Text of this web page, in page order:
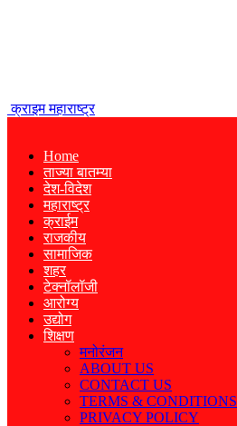
क्राइम महाराष्ट्र
Home
ताज्या बातम्या
देश-विदेश
महाराष्ट्र
क्राईम
राजकीय
सामाजिक
शहर
टेक्नॉलॉजी
आरोग्य
उद्योग
शिक्षण
मनोरंजन
ABOUT US
CONTACT US
TERMS & CONDITIONS
PRIVACY POLICY